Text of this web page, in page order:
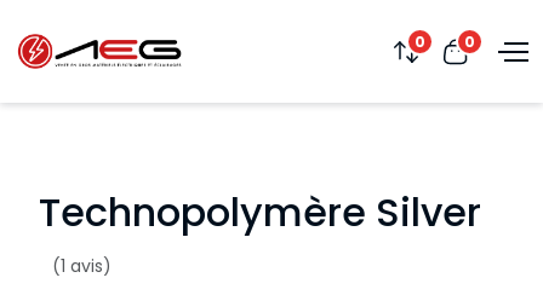
0 0
Technopolymère Silver
(1 avis)